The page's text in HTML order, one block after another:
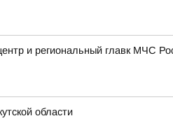
и региональный главк МЧС
области